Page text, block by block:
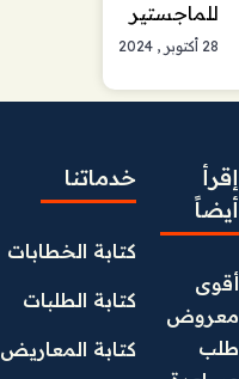
للماجستير
28 أكتوبر , 2024
إقرأ
أيضاً
خدماتنا
كتابة الخطابات
كتابة الطلبات
كتابة المعاريض